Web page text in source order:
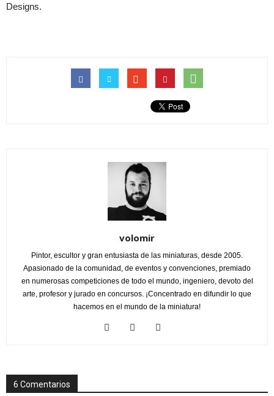
Designs.
volomir
Pintor, escultor y gran entusiasta de las miniaturas, desde 2005.
Apasionado de la comunidad, de eventos y convenciones, premiado
en numerosas competiciones de todo el mundo, ingeniero, devoto del
arte, profesor y jurado en concursos. ¡Concentrado en difundir lo que
hacemos en el mundo de la miniatura!
6 Comentarios